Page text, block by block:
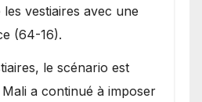
vestiaires avec une
(64-16).
le scénario est
a continué à imposer